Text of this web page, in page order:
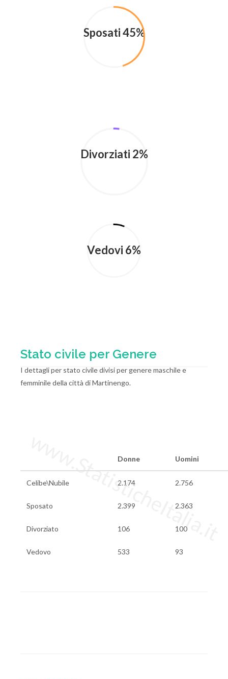
Sposati 45%
Divorziati 2%
Vedovi 6%
Stato civile per Genere
I dettagli per stato civile divisi per genere maschile e
femminile della città di Martinengo.
Donne Uomini
Celibe\Nubile 2.174 2.756
Sposato 2.399 2.363
Divorziato 106 100
Vedovo 533 93
www.StatisticheItalia.it